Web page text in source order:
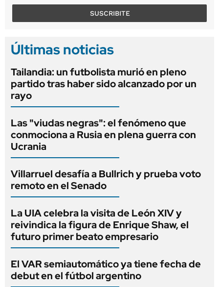
SUSCRIBITE
Últimas noticias
Tailandia: un futbolista murió en pleno
partido tras haber sido alcanzado por un
rayo
Las "viudas negras": el fenómeno que
conmociona a Rusia en plena guerra con
Ucrania
Villarruel desafía a Bullrich y prueba voto
remoto en el Senado
La UIA celebra la visita de León XIV y
reivindica la figura de Enrique Shaw, el
futuro primer beato empresario
El VAR semiautomático ya tiene fecha de
debut en el fútbol argentino